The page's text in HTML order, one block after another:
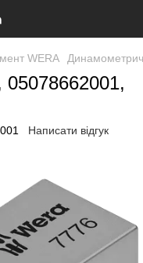
WERA
Написати відгук